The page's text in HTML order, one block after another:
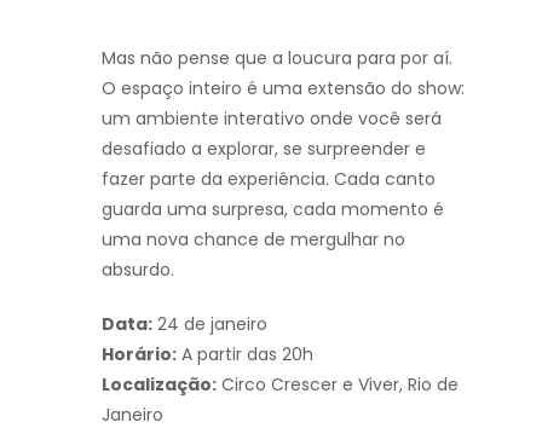
Mas não pense que a loucura para por aí.
O espaço inteiro é uma extensão do show:
um ambiente interativo onde você será
desafiado a explorar, se surpreender e
fazer parte da experiência. Cada canto
guarda uma surpresa, cada momento é
uma nova chance de mergulhar no
absurdo.
Data: 24 de janeiro
Horário: A partir das 20h
Localização: Circo Crescer e Viver, Rio de
Janeiro